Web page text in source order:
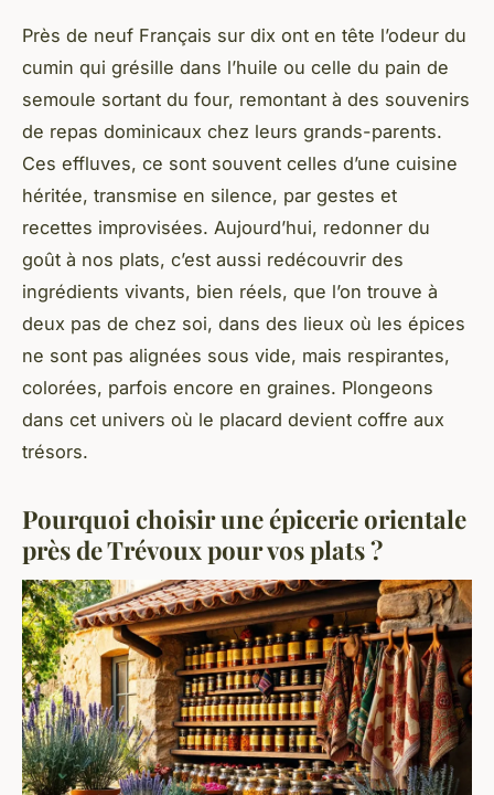
Près de neuf Français sur dix ont en tête l’odeur du
cumin qui grésille dans l’huile ou celle du pain de
semoule sortant du four, remontant à des souvenirs
de repas dominicaux chez leurs grands-parents.
Ces effluves, ce sont souvent celles d’une cuisine
héritée, transmise en silence, par gestes et
recettes improvisées. Aujourd’hui, redonner du
goût à nos plats, c’est aussi redécouvrir des
ingrédients vivants, bien réels, que l’on trouve à
deux pas de chez soi, dans des lieux où les épices
ne sont pas alignées sous vide, mais respirantes,
colorées, parfois encore en graines. Plongeons
dans cet univers où le placard devient coffre aux
trésors.
Pourquoi choisir une épicerie orientale
près de Trévoux pour vos plats ?